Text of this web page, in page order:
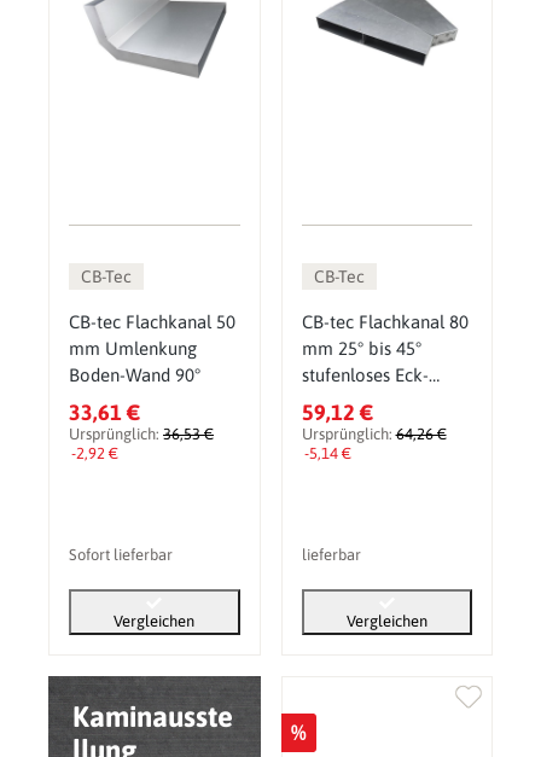
Kaminausste
llung
CB-Tec
CB-tec Flachkanal 50
mm Umlenkung
Boden-Wand 90°
33,61 €
Ursprünglich: 36,53 €
-2,92 €
Sofort lieferbar
Vergleichen
CB-Tec
CB-tec Flachkanal 80
mm 25° bis 45°
stufenloses Eck-
Element
59,12 €
Ursprünglich:64,26 €
-5,14 €
lieferbar
Vergleichen
%